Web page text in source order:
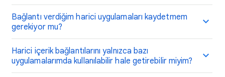
Bağlantı verdiğim harici uygulamaları kaydetmem
gerekiyor mu?
Harici içerik bağlantılarını yalnızca bazı
uygulamalarımda kullanılabilir hale getirebilir miyim?